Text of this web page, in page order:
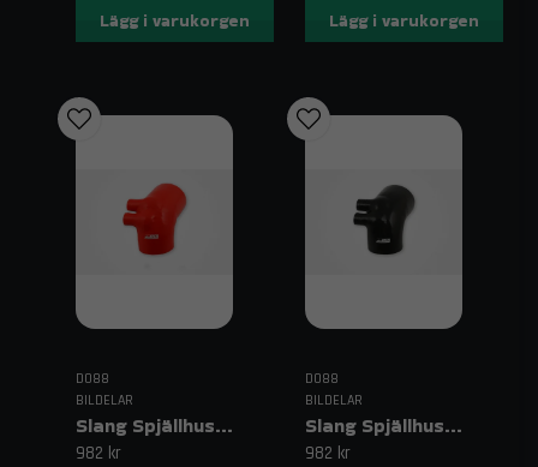
Lägg i varukorgen Lägg i varukorgen
DO88
BILDELAR
Slang Spjällhus Röd BMW 325/328/M3 (E36 90–99)
982 kr
DO88
BILDELAR
Slang Spjällhus Svart BMW 325/328/M3 (E36 90–99)
982 kr